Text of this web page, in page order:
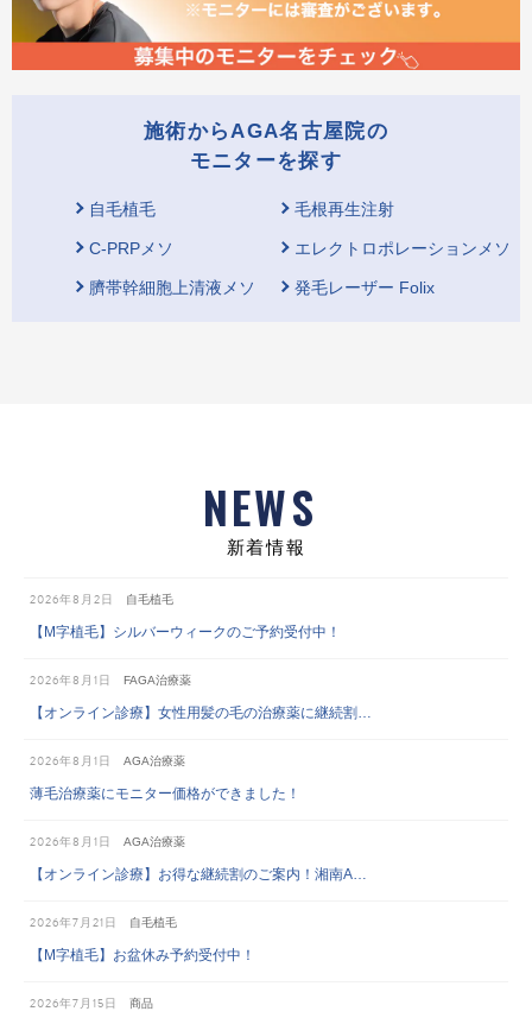
施術からAGA名古屋院の
モニターを探す
自毛植毛 毛根再生注射
C-PRPメソ エレクトロポレーションメソ
臍帯幹細胞上清液メソ 発毛レーザー Folix
NEWS
新着情報
2026年8月2日 自毛植毛
【M字植毛】シルバーウィークのご予約受付中！
2026年8月1日 FAGA治療薬
【オンライン診療】女性用髪の毛の治療薬に継続割…
2026年8月1日 AGA治療薬
薄毛治療薬にモニター価格ができました！
2026年8月1日 AGA治療薬
【オンライン診療】お得な継続割のご案内！湘南A…
2026年7月21日 自毛植毛
【M字植毛】お盆休み予約受付中！
2026年7月15日 商品